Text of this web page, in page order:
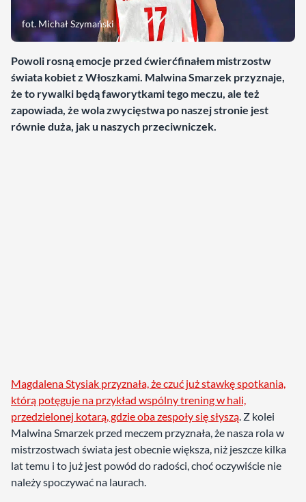
fot. Michał Szymański
Powoli rosną emocje przed ćwierćfinałem mistrzostw
świata kobiet z Włoszkami. Malwina Smarzek przyznaje,
że to rywalki będą faworytkami tego meczu, ale też
zapowiada, że wola zwycięstwa po naszej stronie jest
równie duża, jak u naszych przeciwniczek.
Magdalena Stysiak przyznała, że czuć już stawkę spotkania,
którą potęguje na przykład wspólny trening w hali,
przedzielonej kotarą, gdzie oba zespoły się słyszą. Z kolei
Malwina Smarzek przed meczem przyznała, że nasza rola w
mistrzostwach świata jest obecnie większa, niż jeszcze kilka
lat temu i to już jest powód do radości, choć oczywiście nie
należy spoczywać na laurach.